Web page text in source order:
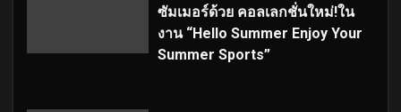
ซัมเมอร์ด้วย คอลเลกชั่นใหม่!ใน
งาน “Hello Summer Enjoy Your
Summer Sports”